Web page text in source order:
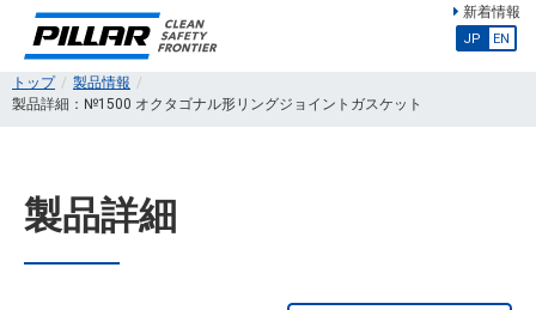
新着情報
JP EN
トップ
製品情報
製品詳細：№1500 オクタゴナル形リングジョイントガスケット
製品詳細